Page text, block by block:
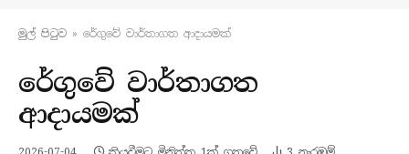
මුල් පිටු​ව » රේගුවේ වාර්තාගත ආදායමක්
රේගුවේ වාර්තාගත
ආදායමක්